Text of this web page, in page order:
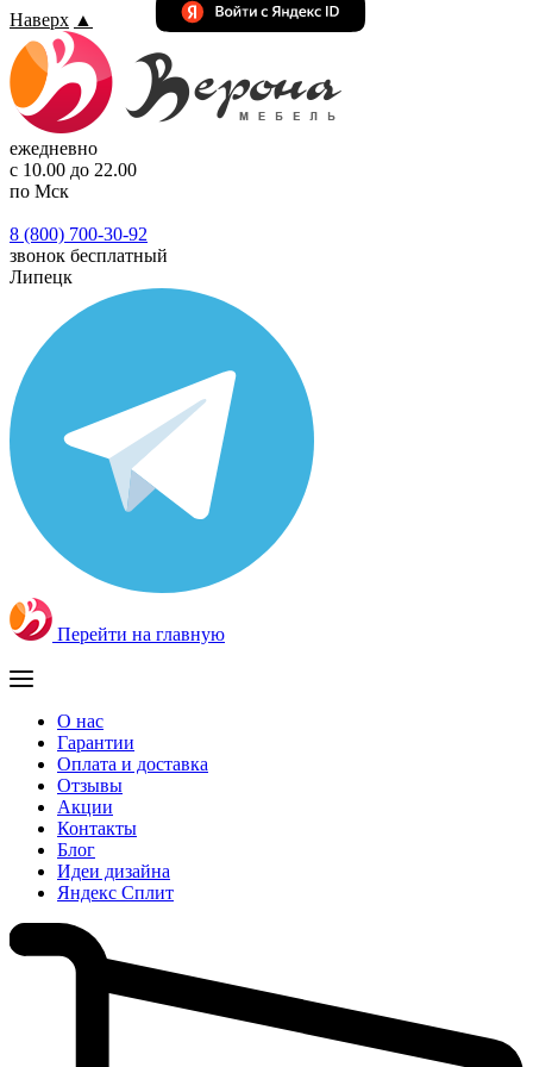
Наверх ▲
ежедневно
с 10.00 до 22.00
по Мск
8 (800) 700-30-92
звонок бесплатный
Липецк
Перейти на главную
О нас
Гарантии
Оплата и доставка
Отзывы
Акции
Контакты
Блог
Идеи дизайна
Яндекс Сплит